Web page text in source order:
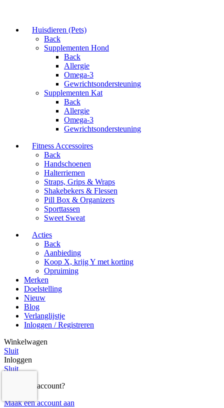
Huisdieren (Pets)
Back
Supplementen Hond
Back
Allergie
Omega-3
Gewrichtsondersteuning
Supplementen Kat
Back
Allergie
Omega-3
Gewrichtsondersteuning
Fitness Accessoires
Back
Handschoenen
Halterriemen
Straps, Grips & Wraps
Shakebekers & Flessen
Pill Box & Organizers
Sporttassen
Sweet Sweat
Acties
Back
Aanbieding
Koop X, krijg Y met korting
Opruiming
Merken
Doelstelling
Nieuw
Blog
Verlanglijstje
Inloggen / Registreren
Winkelwagen
Sluit
Inloggen
Sluit
Nog geen account?
Maak een account aan